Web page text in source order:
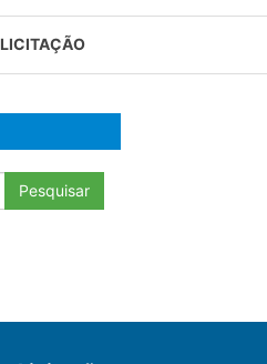
LICITAÇÃO
Pesquisar